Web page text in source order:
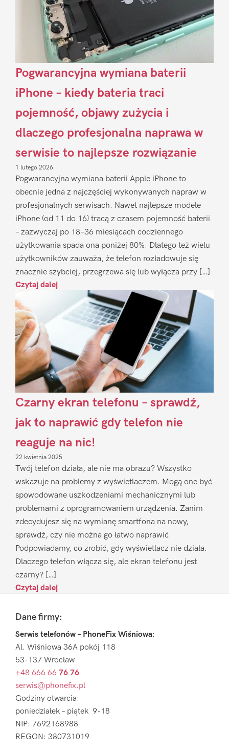
Pogwarancyjna wymiana baterii
iPhone – kiedy bateria traci
pojemność, objawy zużycia i
dlaczego profesjonalna naprawa w
serwisie to najlepsze rozwiązanie
1 lutego 2026
Pogwarancyjna wymiana baterii Apple iPhone to
obecnie jedna z najczęściej wykonywanych napraw w
profesjonalnych serwisach. Nawet najlepsze modele
iPhone (od 11 do 16) tracą z czasem pojemność baterii
– zazwyczaj po 18–36 miesiącach codziennego
użytkowania spada ona poniżej 80%. Dlatego też wielu
użytkowników zauważa, że telefon rozładowuje się
znacznie szybciej, przegrzewa się lub wyłącza przy […]
Czytaj dalej
Czarny ekran telefonu – sprawdź,
jak to naprawić gdy telefon nie
reaguje na nic!
22 kwietnia 2025
Twój telefon działa, ale nie ma obrazu? Wszystko
wskazuje na problemy z wyświetlaczem. Mogą one być
spowodowane uszkodzeniami mechanicznymi lub
problemami z oprogramowaniem urządzenia. Zanim
zdecydujesz się na wymianę smartfona na nowy,
sprawdź, czy nie można go łatwo naprawić.
Podpowiadamy, co zrobić, gdy wyświetlacz nie działa.
Dlaczego telefon włącza się, ale ekran telefonu jest
czarny? […]
Czytaj dalej
FooterDane firmy:
Serwis telefonów – PhoneFix Wiśniowa:
Al. Wiśniowa 36A pokój 118
53-137 Wrocław
+48 666 66 76 76
serwis@phonefix.pl
Godziny otwarcia:
poniedziałek – piątek 9-18
NIP: 7692168988
REGON: 380731019